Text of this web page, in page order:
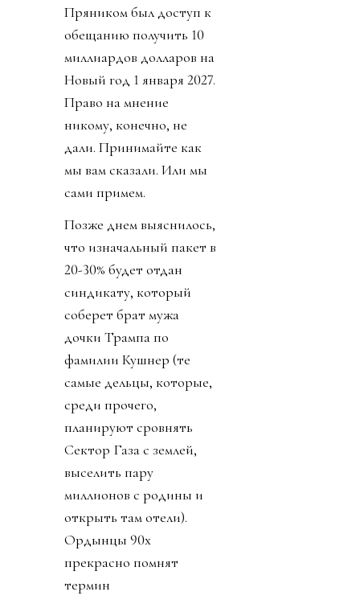
Пряником был доступ к
обещанию получить 10
миллиардов долларов на
Новый год 1 января 2027.
Право на мнение
никому, конечно, не
дали. Принимайте как
мы вам сказали. Или мы
сами примем.
Позже днем выяснилось,
что изначальный пакет в
20-30% будет отдан
синдикату, который
соберет брат мужа
дочки Трампа по
фамилии Кушнер (те
самые дельцы, которые,
среди прочего,
планируют сровнять
Сектор Газа с землей,
выселить пару
миллионов с родины и
открыть там отели).
Ордынцы 90х
прекрасно помнят
термин